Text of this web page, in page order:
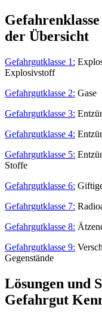
der Übersicht
Gefahrgutklasse 1:
Explosivstoff
Gefahrgutklasse 2: Gase
Gefahrgutklasse 3:
Gefahrgutklasse 4:
Gefahrgutklasse 5:
Stoffe
Gefahrgutklasse 6:
Gefahrgutklasse 7:
Gefahrgutklasse 8:
Gefahrgutklasse 9:
Gegenstände
Lösungen und
Gefahrgut